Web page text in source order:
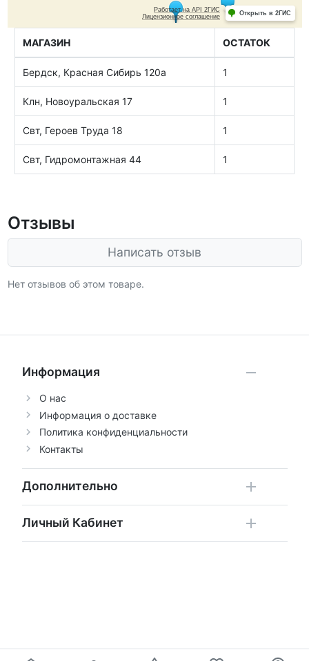
МАГАЗИН ОСТАТОК
Бердск, Красная Сибирь 120а 1
Клн, Новоуральская 17 1
Свт, Героев Труда 18 1
Свт, Гидромонтажная 44 1
Отзывы
Написать отзыв
Нет отзывов об этом товаре.
Информация
О нас
Информация о доставке
Политика конфиденциальности
Контакты
Дополнительно
Личный Кабинет